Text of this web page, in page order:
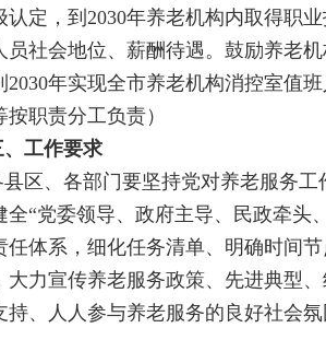
认定，到2030年养老机构内取得职
员社会地位、薪酬待遇。鼓励养老
2030年实现全市养老机构消控室值
按职责分工负责）
、工作要求
县区、各部门要坚持党对养老服务
全“党委领导、政府主导、民政牵头
任体系，细化任务清单、明确时间
大力宣传养老服务政策、先进典型
持、人人参与养老服务的良好社会